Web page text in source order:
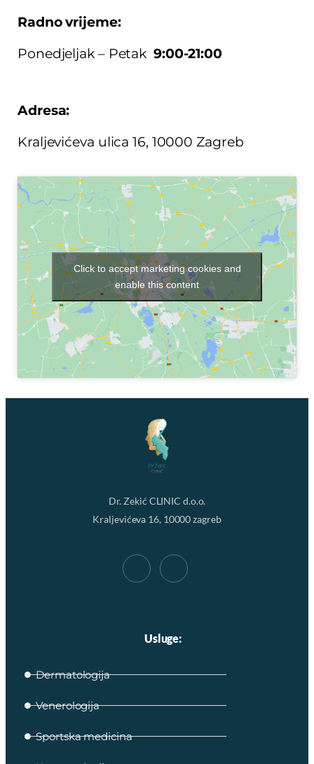
Radno vrijeme:
Ponedjeljak – Petak 9:00-21:00
Adresa:
Kraljevićeva ulica 16, 10000 Zagreb
Click to accept marketing cookies and
enable this content
Dr. Zekić CLINIC d.o.o.
Kraljevićeva 16, 10000 zagreb
Usluge:
Dermatologija
Venerologija
Sportska medicina